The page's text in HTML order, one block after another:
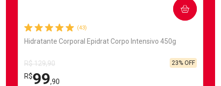
(43)
Hidratante Corporal Epidrat Corpo Intensivo 450g
R$ 129,90
R$99,90
23% OFF
COMPRAR